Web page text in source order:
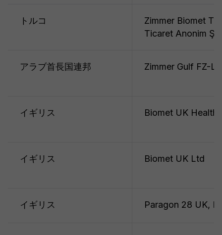
トルコ
Zimmer Biomet
Ticaret Anonim
アラブ首長国連邦 Zimmer Gulf FZ-
イギリス Biomet UK
イギリス Biomet UK Ltd
イギリス Paragon 28 UK,